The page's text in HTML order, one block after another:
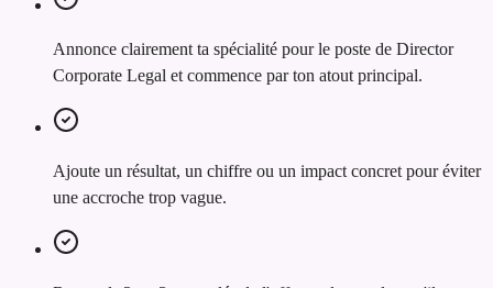
Annonce clairement ta spécialité pour le poste de Director
Corporate Legal et commence par ton atout principal.
Ajoute un résultat, un chiffre ou un impact concret pour éviter
une accroche trop vague.